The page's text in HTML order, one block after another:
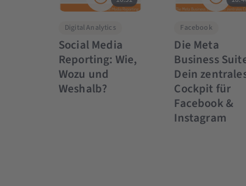
Digital Analytics
Social Media
Reporting: Wie,
Wozu und
Weshalb?
Facebook
Die Meta
Business
Dein
Cockpit für
Facebook &
Instagram